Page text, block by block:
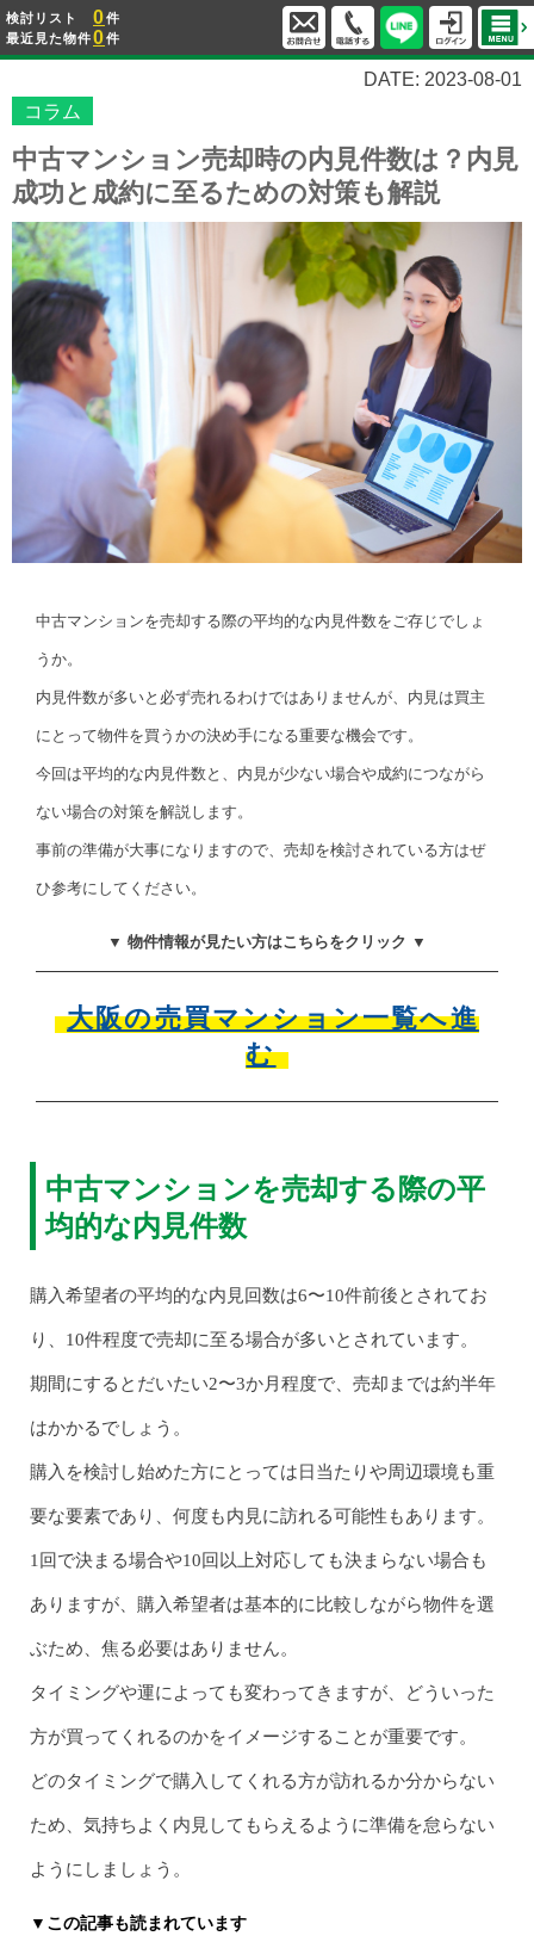
検討リスト 0件
最近見た物件0件
DATE: 2023-08-01
コラム
中古マンション売却時の内見件数は？内見
成功と成約に至るための対策も解説
中古マンションを売却する際の平均的な内見件数をご存じでしょ
うか。
内見件数が多いと必ず売れるわけではありませんが、内見は買主
にとって物件を買うかの決め手になる重要な機会です。
今回は平均的な内見件数と、内見が少ない場合や成約につながら
ない場合の対策を解説します。
事前の準備が大事になりますので、売却を検討されている方はぜ
ひ参考にしてください。
▼ 物件情報が見たい方はこちらをクリック ▼
大阪の売買マンション一覧へ進
む
中古マンションを売却する際の平
均的な内見件数
購入希望者の平均的な内見回数は6〜10件前後とされてお
り、10件程度で売却に至る場合が多いとされています。
期間にするとだいたい2〜3か月程度で、売却までは約半年
はかかるでしょう。
購入を検討し始めた方にとっては日当たりや周辺環境も重
要な要素であり、何度も内見に訪れる可能性もあります。
1回で決まる場合や10回以上対応しても決まらない場合も
ありますが、購入希望者は基本的に比較しながら物件を選
ぶため、焦る必要はありません。
タイミングや運によっても変わってきますが、どういった
方が買ってくれるのかをイメージすることが重要です。
どのタイミングで購入してくれる方が訪れるか分からない
ため、気持ちよく内見してもらえるように準備を怠らない
ようにしましょう。
▼この記事も読まれています